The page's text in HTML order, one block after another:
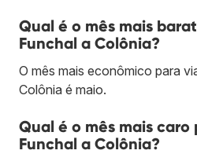
Qual é o mês mais
Funchal a Colônia?
O mês mais econômico para
Colônia é maio.
Qual é o mês mais caro
Funchal a Colônia?